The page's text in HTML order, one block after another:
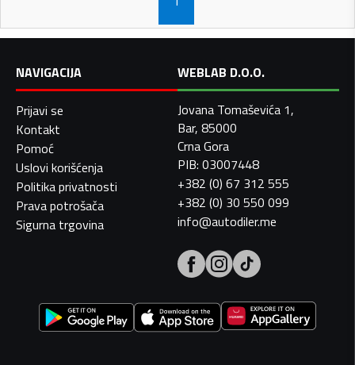
NAVIGACIJA
Prijavi se
Kontakt
Pomoć
Uslovi korišćenja
Politika privatnosti
Prava potrošača
Sigurna trgovina
WEBLAB D.O.O.
Jovana Tomaševića 1,
Bar, 85000
Crna Gora
PIB: 03007448
+382 (0) 67 312 555
+382 (0) 30 550 099
info@autodiler.me